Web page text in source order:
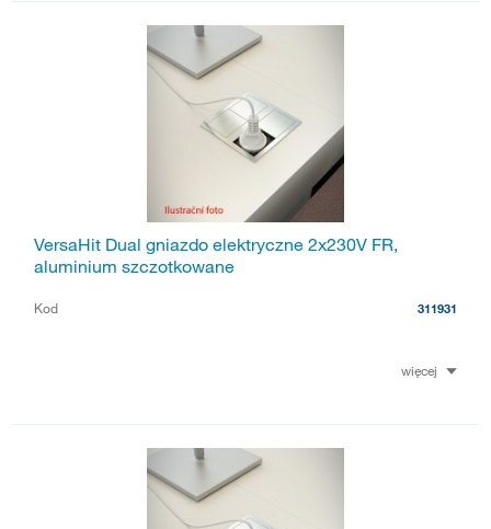
VersaHit Dual gniazdo elektryczne 2x230V FR,
aluminium szczotkowane
Kod 311931
więcej